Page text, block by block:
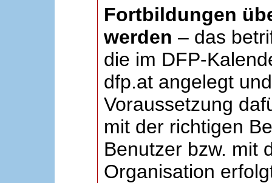
Fortbildungen
werden – das
die im DFP-
dfp.at angelegt
Voraussetzung
mit der richtigen
Benutzer bzw. mit
Organisation